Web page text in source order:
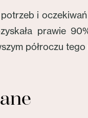
i
prawie
półroczu